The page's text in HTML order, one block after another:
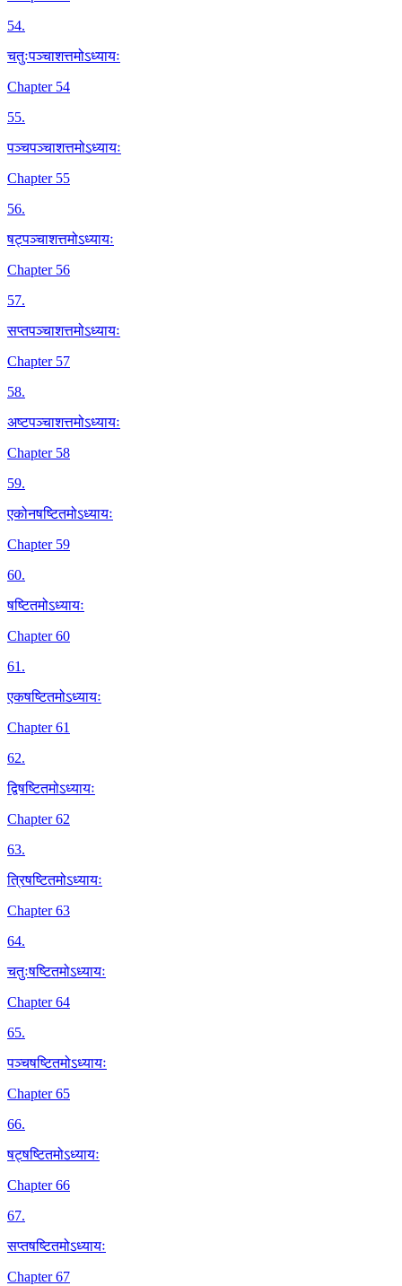
54.
चतुःपञ्चाशत्तमोऽध्यायः
Chapter 54
55.
पञ्चपञ्चाशत्तमोऽध्यायः
Chapter 55
56.
षट्पञ्चाशत्तमोऽध्यायः
Chapter 56
57.
सप्तपञ्चाशत्तमोऽध्यायः
Chapter 57
58.
अष्टपञ्चाशत्तमोऽध्यायः
Chapter 58
59.
एकोनषष्टितमोऽध्यायः
Chapter 59
60.
षष्टितमोऽध्यायः
Chapter 60
61.
एकषष्टितमोऽध्यायः
Chapter 61
62.
द्विषष्टितमोऽध्यायः
Chapter 62
63.
त्रिषष्टितमोऽध्यायः
Chapter 63
64.
चतुःषष्टितमोऽध्यायः
Chapter 64
65.
पञ्चषष्टितमोऽध्यायः
Chapter 65
66.
षट्षष्टितमोऽध्यायः
Chapter 66
67.
सप्तषष्टितमोऽध्यायः
Chapter 67